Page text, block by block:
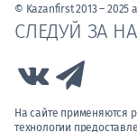
СЛЕДУЙ ЗА
Link to Vk
На сайте применяются
технологии
© Kazanfirst 2013 – 2025